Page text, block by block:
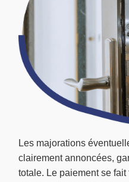
Les majorations
clairement annoncées,
totale. Le paiement se